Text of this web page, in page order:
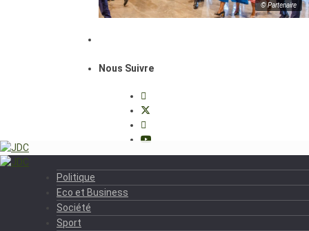
© Partenaire
Nous Suivre
Politique
Eco et Business
Société
Sport